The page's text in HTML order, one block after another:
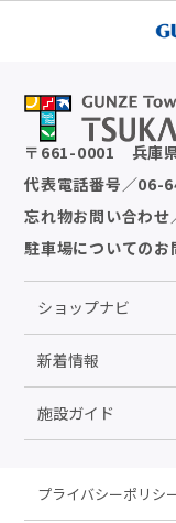
〒 661-0001
兵庫
代表電話番号 ／06-
忘れ物お問い合わせ
駐車場についてのお
ショップナビ
新着情報
施設ガイド
プライバシーポリシ